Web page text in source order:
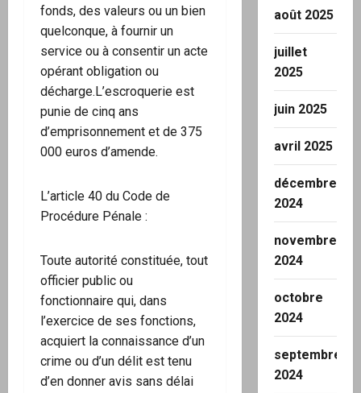
fonds, des valeurs ou un bien
quelconque, à fournir un
service ou à consentir un acte
opérant obligation ou
décharge.L’escroquerie est
punie de cinq ans
d’emprisonnement et de 375
000 euros d’amende.
L’article 40 du Code de
Procédure Pénale :
Toute autorité constituée, tout
officier public ou
fonctionnaire qui, dans
l’exercice de ses fonctions,
acquiert la connaissance d’un
crime ou d’un délit est tenu
d’en donner avis sans délai
août 2025
juillet
2025
juin 2025
avril 2025
décembre
2024
novembre
2024
octobre
2024
septembre
2024